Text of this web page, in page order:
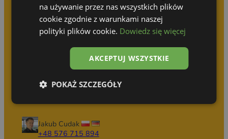
N’attendez pas que quelqu’un d’autre réalise
votre idée !
Olga Górska
+48 690 512 414
Katarzyna Wodzyńska
Jakub Cudak
+48 576 715 894
na używanie przez nas wszystkich plików
cookie zgodnie z warunkami naszej
polityki plików cookie. Dowiedz się więcej
AKCEPTUJ WSZYSTKIE
POKAŻ SZCZEGÓŁY